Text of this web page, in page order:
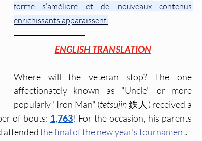
forme s’améliore et de nouveaux contenus
enrichissants apparaissent.
ENGLISH TRANSLATION
Where will the veteran stop? The one
affectionately known as "Uncle" or more
popularly "Iron Man" (tetsujin 鉄人) received a
of bouts: 1,763! For the occasion, his parents
attended the final of the new year's tournament.